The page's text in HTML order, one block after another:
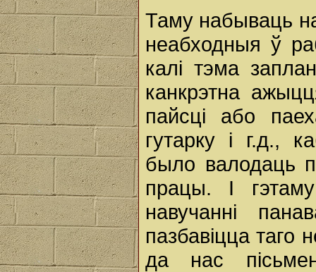
Таму набываць
неабходныя ў
калі тэма
канкрэтна
пайсці або
гутарку і г.д.,
было валодаць
працы. І
навучанні
пазбавіцца таго
да нас